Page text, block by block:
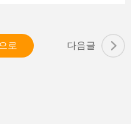
로 다음글